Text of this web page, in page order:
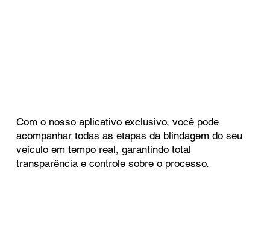
Com o nosso aplicativo exclusivo, você pode
acompanhar todas as etapas da blindagem do seu
veículo em tempo real, garantindo total
transparência e controle sobre o processo.